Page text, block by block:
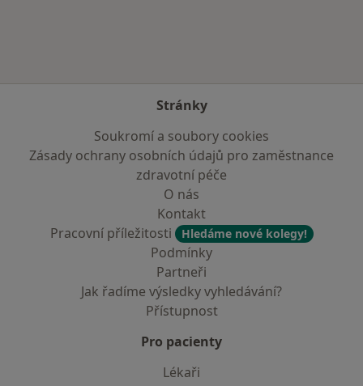
Stránky
Soukromí a soubory cookies
Zásady ochrany osobních údajů pro zaměstnance
zdravotní péče
O nás
Kontakt
Pracovní příležitosti
Hledáme nové kolegy!
Podmínky
Partneři
Jak řadíme výsledky vyhledávání?
Přístupnost
Pro pacienty
Lékaři